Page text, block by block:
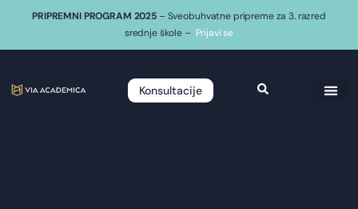
PRIPREMNI PROGRAM 2025 – Sveobuhvatne pripreme za 3. razred
srednje škole – Prijavi se
Konsultacije